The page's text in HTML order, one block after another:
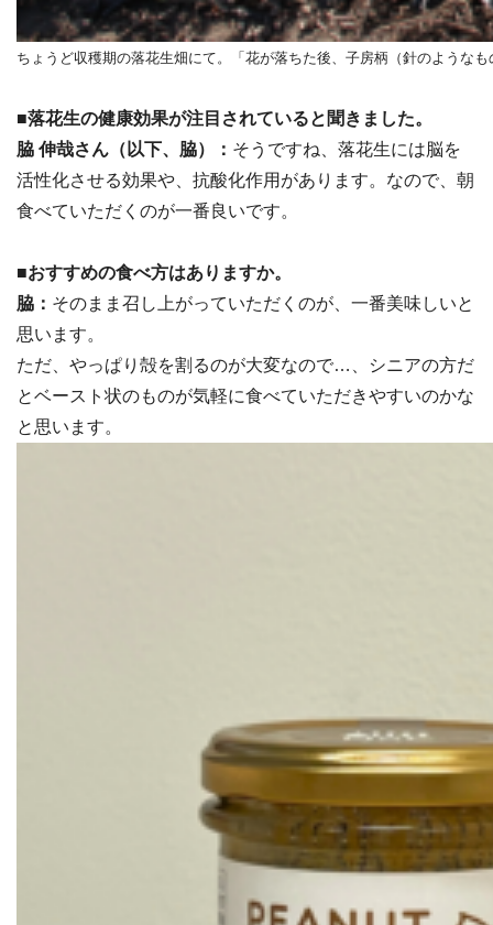
ちょうど収穫期の落花生畑にて。「花が落ちた後、子房柄（針のような
■落花生の健康効果が注目されていると聞きました。
脇 伸哉さん（以下、脇）： そうですね、落花生には脳を
活性化させる効果や、抗酸化作用があります。なので、朝
食べていただくのが一番良いです。
■おすすめの食べ方はありますか。
脇： そのまま召し上がっていただくのが、一番美味しいと
思います。
ただ、やっぱり殻を割るのが大変なので…、シニアの方だ
とベースト状のものが気軽に食べていただきやすいのかな
と思います。